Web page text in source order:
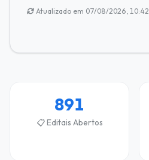
Atualizado em 07/08/2026, 10:42
891
📋 Editais Abertos